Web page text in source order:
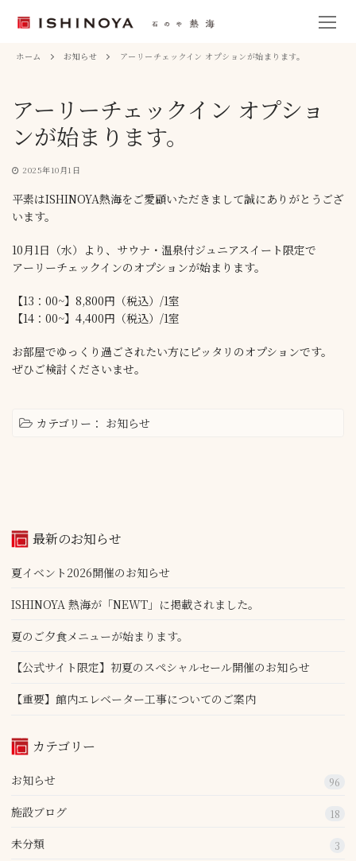
ホーム お知らせ アーリーチェックイン オプションが始まります。
アーリーチェックイン オプショ
ンが始まります。
2025年10月1日
平素はISHINOYA熱海をご愛顧いただきまして誠にありがとうござ
います。
10月1日（水）より、サウナ・温泉付ジュニアスイート限定で
アーリーチェックインのオプションが始まります。
【13：00~】8,800円（税込）/1室
【14：00~】4,400円（税込）/1室
お部屋でゆっくり過ごされたい方にピッタリのオプションです。
ぜひご検討くださいませ。
カテゴリー： お知らせ
最新のお知らせ
夏イベント2026開催のお知らせ
ISHINOYA 熱海が「NEWT」に掲載されました。
夏のご夕食メニューが始まります。
【公式サイト限定】初夏のスペシャルセール開催のお知らせ
【重要】館内エレベーター工事についてのご案内
カテゴリー
お知らせ 96
施設ブログ 18
未分類 3